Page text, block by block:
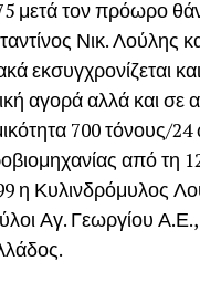
μετά τον πρόωρο
Νικ. Λούλης
εκσυγχρονίζεται
αγορά αλλά και σε
700 τόνους/24
από τη
η Κυλινδρόμυλος
Αγ. Γεωργίου